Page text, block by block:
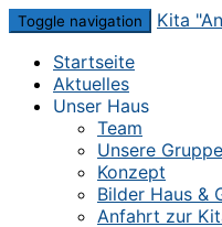
Skip
content
Toggle navigation
Kita
Startseite
Aktuelles
Unser Haus
Team
Unsere
Konzept
Bilder Haus &
Anfahrt zur